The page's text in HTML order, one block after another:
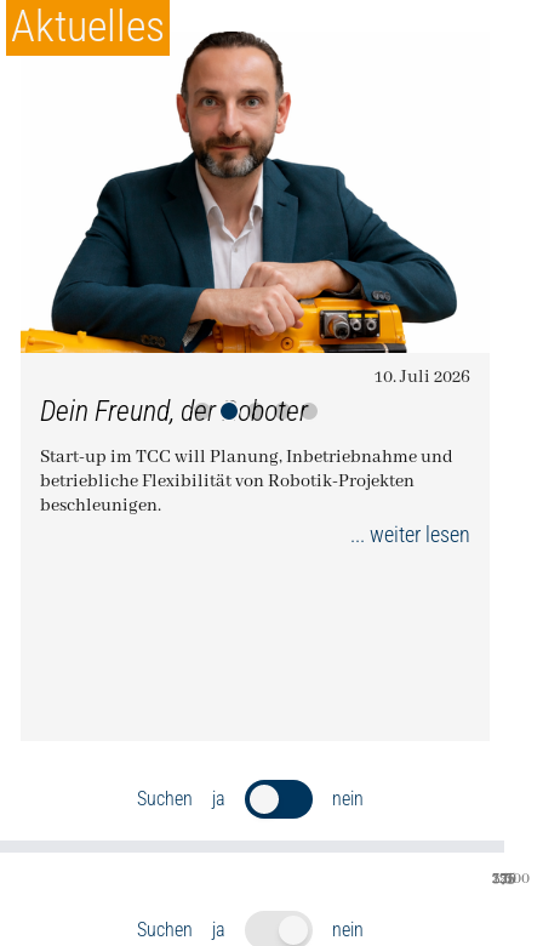
Im TCC habe ich ein Büro gefunden, kann
aber zugleich auch Seminarräume
mitnutzen.
Aktuelles
10. Juli 2026
Dein Freund, der Roboter
Start-up im TCC will Planung, Inbetriebnahme und
betriebliche Flexibilität von Robotik-Projekten
beschleunigen.
... weiter lesen
Suchen ja nein
0
125
250
375500
Suchen ja nein